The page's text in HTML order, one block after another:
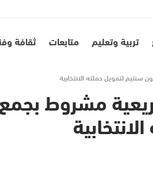
تربية وتعليم متابعات ثقافة
مشروط